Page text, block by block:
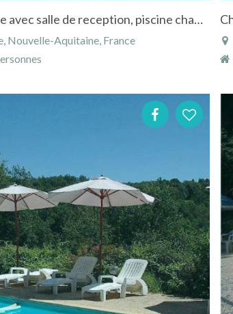
Village de chalets en pleine nature avec salle de reception, piscine chauffée... à Belvès
Nouvelle-Aquitaine, France